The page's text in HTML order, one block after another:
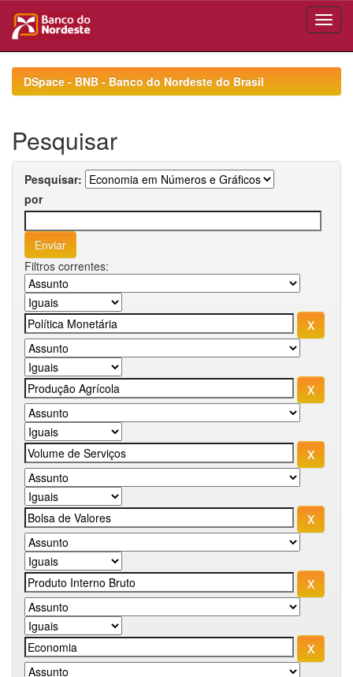
navigationDSpace - BNB - Banco do Nordeste do Brasil
Pesquisar
Pesquisar:
por
Filtros correntes: